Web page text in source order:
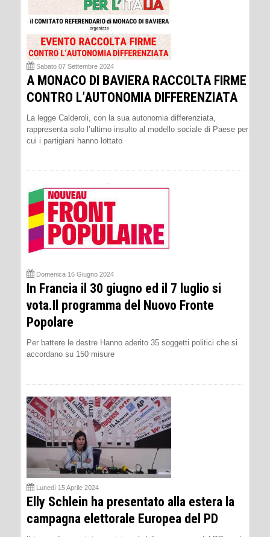
Sabato 07 Settembre 2024
A MONACO DI BAVIERA RACCOLTA FIRME
CONTRO L’AUTONOMIA DIFFERENZIATA
La legge Calderoli, con la sua autonomia differenziata,
rappresenta solo l’ultimo insulto al modello sociale di Paese per
cui i partigiani hanno lottato
Domenica 16 Giugno 2024
In Francia il 30 giugno ed il 7 luglio si
vota.Il programma del Nuovo Fronte
Popolare
Per battere le destre Hanno aderito 35 soggetti politici che si
accordano su 150 misure
Lunedì 15 Aprile 2024
Elly Schlein ha presentato alla estera la
campagna elettorale Europea del PD